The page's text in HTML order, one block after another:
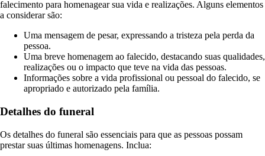
falecimento para homenagear sua vida e realizações. Alguns elementos
a considerar são:
Uma mensagem de pesar, expressando a tristeza pela perda da
pessoa.
Uma breve homenagem ao falecido, destacando suas qualidades,
realizações ou o impacto que teve na vida das pessoas.
Informações sobre a vida profissional ou pessoal do falecido, se
apropriado e autorizado pela família.
Detalhes do funeral
Os detalhes do funeral são essenciais para que as pessoas possam
prestar suas últimas homenagens. Inclua: